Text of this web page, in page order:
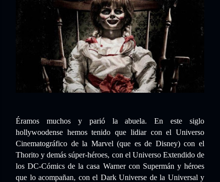
Éramos muchos y parió la abuela. En este siglo
hollywoodense hemos tenido que lidiar con el Universo
Cinematográfico de la Marvel (que es de Disney) con el
Thorito y demás súper-héroes, con el Universo Extendido de
los DC-Cómics de la casa Warner con Supermán y héroes
que lo acompañan, con el Dark Universe de la Universal y